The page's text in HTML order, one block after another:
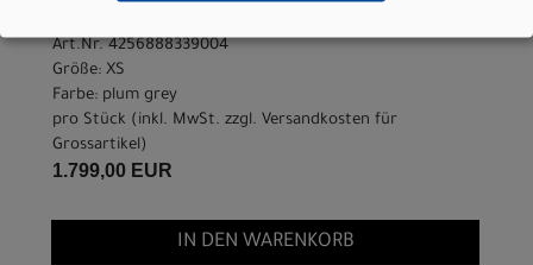
Art.Nr. 4256888339004
Größe: XS
Farbe: plum grey
pro Stück (inkl. MwSt. zzgl. Versandkosten für
Grossartikel)
1.799,00 EUR
IN DEN WARENKORB